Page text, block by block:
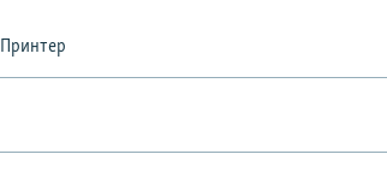
Принтер